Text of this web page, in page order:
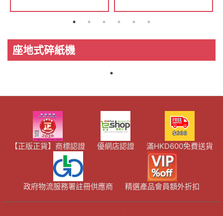
透明廢紙箱 - 粉色
座地式碎紙機
【正版正貨】商標認證 優網店認證 滿HKD600免費送貨
政府物流服務署註冊供應商 精選產品會員額外折扣